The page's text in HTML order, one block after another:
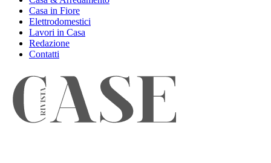
Casa in Fiore
Elettrodomestici
Lavori in Casa
Redazione
Contatti